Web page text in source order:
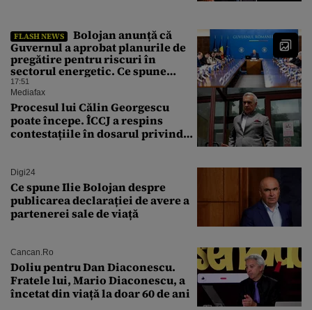
FLASH NEWS
Bolojan anunță că
Guvernul a aprobat planurile de
pregătire pentru riscuri în
sectorul energetic. Ce spune
premierul despre consumul
populației
17:51
Mediafax
Procesul lui Călin Georgescu
poate începe. ÎCCJ a respins
contestațiile în dosarul privind
Digi24
Ce spune Ilie Bolojan despre
publicarea declarației de avere a
partenerei sale de viață
Cancan.ro
Doliu pentru Dan Diaconescu.
Fratele lui, Mario Diaconescu, a
încetat din viață la doar 60 de ani